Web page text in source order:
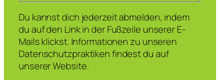
Du kannst dich jederzeit abmelden, indem
du auf den Link in der Fußzeile unserer E-
Mails klickst. Informationen zu unseren
Datenschutzpraktiken findest du auf
unserer Website.